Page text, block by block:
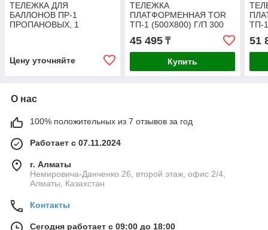
ТЕЛЕЖКА ДЛЯ
БАЛЛОНОВ ПР-1
ПРОПАНОВЫХ, 1
Цену уточняйте
ТЕЛЕЖКА
ПЛАТФОРМЕННАЯ TOR
ТП-1 (500Х800) Г/П 300
КГ (125 ММ)
45 495₸
Купить
ТП-
51
О нас
100% положительных из 7 отзывов за год
Работает с 07.11.2024
г. Алматы
Немировича-Данченко 26, второй этаж, офис 2/4,
Алматы, Казахстан
Контакты
Сегодня работает с 09:00 до 18:00